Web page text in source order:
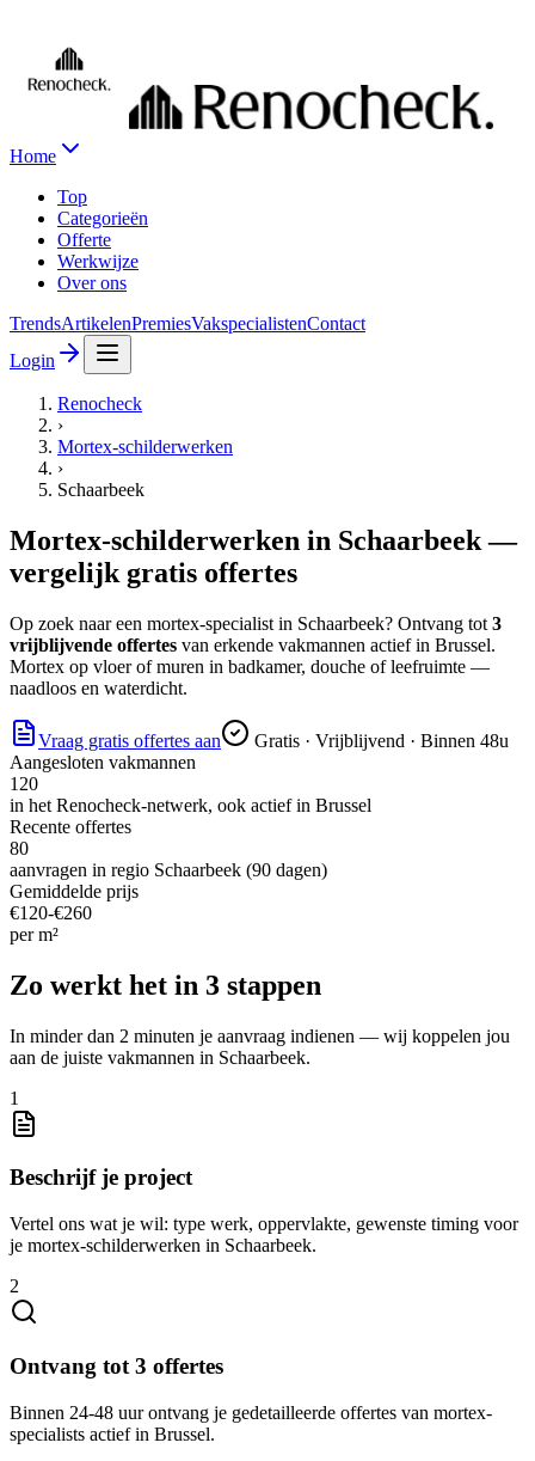
Home
Top
Categorieën
Offerte
Werkwijze
Over ons
TrendsArtikelenPremiesVakspecialistenContact
Login
Renocheck
›
Mortex-schilderwerken
›
Schaarbeek
Mortex-schilderwerken in Schaarbeek—
vergelijk gratis offertes
Op zoek naareen mortex-specialist in Schaarbeek? Ontvang tot 3
vrijblijvende offertes van erkende vakmannen actief in Brussel.
Mortex op vloer of muren in badkamer, douche of leefruimte —
naadloos en waterdicht.
Vraag gratis offertes aan
Gratis · Vrijblijvend · Binnen 48u
Aangesloten vakmannen
120
in het Renocheck-netwerk, ook actief in Brussel
Recente offertes
80
aanvragen in regio Schaarbeek (90 dagen)
Gemiddelde prijs
€120-€260
perm²
Zo werkt het in 3 stappen
In minder dan 2 minuten je aanvraag indienen — wij koppelen jou
aan de juiste vakmannen in Schaarbeek.
1
Beschrijf je project
Vertel ons wat je wil: type werk, oppervlakte, gewenste timing voor
je mortex-schilderwerken in Schaarbeek.
2
Ontvang tot 3 offertes
Binnen 24-48 uur ontvang je gedetailleerde offertes van mortex-
specialists actief in Brussel.